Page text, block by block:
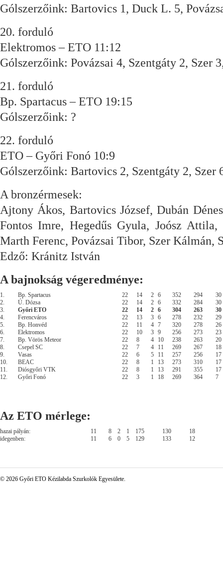
Gólszerzőink: Bartovics 1, Duck L. 5,
20. forduló
Elektromos – ETO 11:12
Gólszerzőink: Povázsai 4, Szentgáty 2, Szer
21. forduló
Bp. Spartacus – ETO 19:15
Gólszerzőink: ?
22. forduló
ETO – Győri Fonó 10:9
Gólszerzőink: Bartovics 2, Szentgáty 2, Szer
A bronzérmesek:
Ajtony Ákos, Bartovics József, Dubán
Fontos Imre, Hegedűs Gyula, Joósz
Marth Ferenc, Povázsai Tibor, Szer Kálmán,
Edző: Kránitz István
A bajnokság végeredménye:
1. Bp. Spartacus 22 14 2 6 352 294
30
2.
Ú. Dózsa 22 14 2 6 332 284
30
3.
Győri ETO 22 14 2 6 304 263
30
4.
Ferencváros 22 13 3 6 278 232
29
5.
Bp. Honvéd 22 11 4 7 320 278
26
6.
Elektromos 22 10 3 9 256 273
23
7.
Bp. Vörös Meteor 22 8 4 10 238 263
20
8.
Csepel SC 22 7 4 11 269 267
18
9.
Vasas 22 6 5 11 257 256
17
10.
BEAC 22 8 1 13 273 310
17
11.
Diósgyőri VTK 22 8 1 13 291 355
17
12.
Győri Fonó 22 3 1 18 269 364 7
Az ETO mérlege:
hazai pályán: 11 8 2 1 175 130
18
idegenben:
11 6 0 5 129 133 12
© 2026 Győri ETO Kézilabda Szurkolók Egyesülete.